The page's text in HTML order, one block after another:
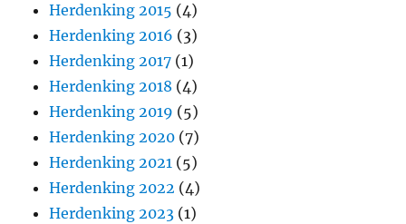
Herdenking 2015 (4)
Herdenking 2016 (3)
Herdenking 2017 (1)
Herdenking 2018 (4)
Herdenking 2019 (5)
Herdenking 2020 (7)
Herdenking 2021 (5)
Herdenking 2022 (4)
Herdenking 2023 (1)